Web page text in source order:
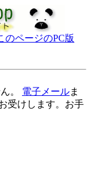
のページのPC版
。 電子メールま
受けします。お手